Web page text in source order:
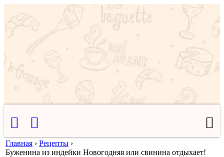
Главная › Рецепты ›
Буженина из индейки Новогодняя или свинина отдыхает!